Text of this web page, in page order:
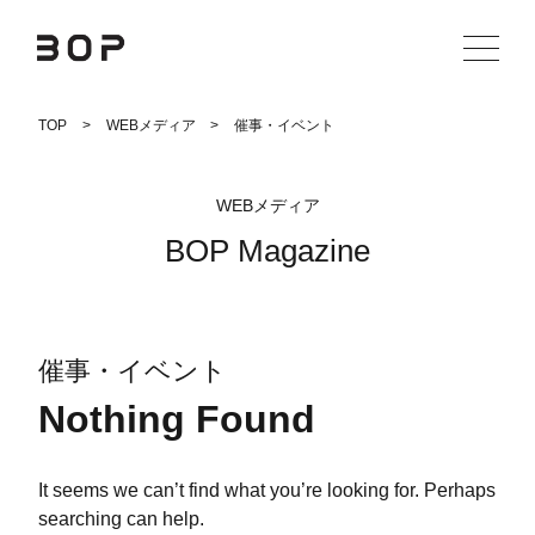
TOP WEBメディア 催事・イベント
WEBメディア
BOP Magazine
催事・イベント
Nothing Found
It seems we can’t find what you’re looking for. Perhaps
searching can help.